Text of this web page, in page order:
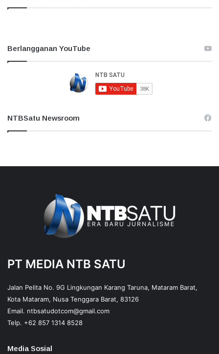
Berlangganan YouTube
NTBSatu Newsroom
PT MEDIA NTB SATU
Jalan Pelita No. 9G Lingkungan Karang Taruna, Mataram Barat,
Kota Mataram, Nusa Tenggara Barat, 83126
Email. ntbsatudotcom@gmail.com
Telp. +62 857 1314 8528
Media Sosial